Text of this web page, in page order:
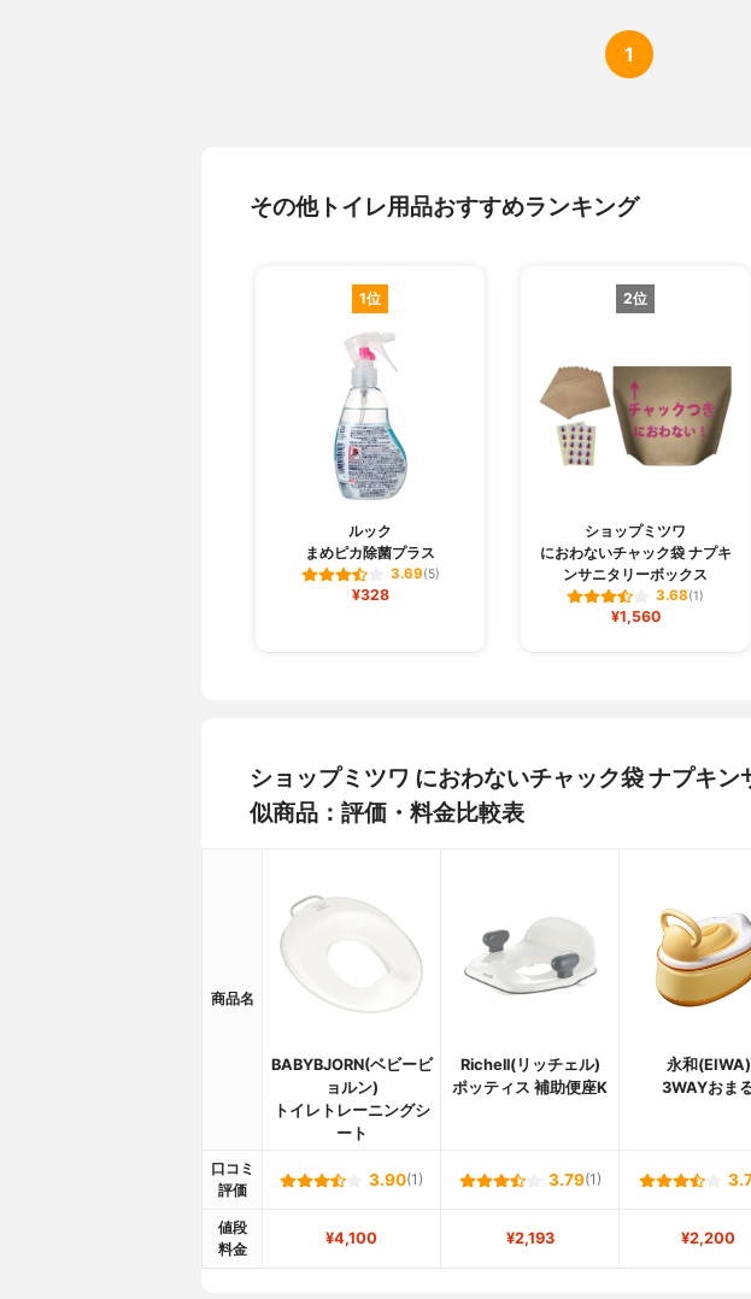
1
その他トイレ用品おすすめランキング
1位
ルック
まめピカ除菌プラス
3.69(5)
¥328
2位
ショップミツワ
におわないチャック袋 ナプキ
ンサニタリーボックス
3.68(1)
¥1,560
ショップミツワ におわないチャック袋 ナプキ
似商品：評価・料金比較表
商品名
BABYBJORN(ベビービ
ョルン)
トイレトレーニングシ
ート
Richell(リッチェル)
ポッティス 補助便座K
永和(EIWA)
3WAYおま
口コミ
評価
3.90(1) 3.79(1)
値段
料金
¥4,100 ¥2,193 ¥2,200